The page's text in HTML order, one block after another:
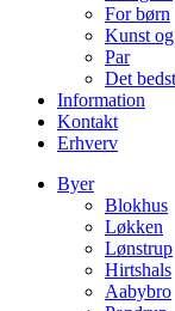
For børn
Kunst
Par
Det
Information
Kontakt
Erhverv
Byer
Blokhus
Løkken
Lønstrup
Hirtshals
Aabybro